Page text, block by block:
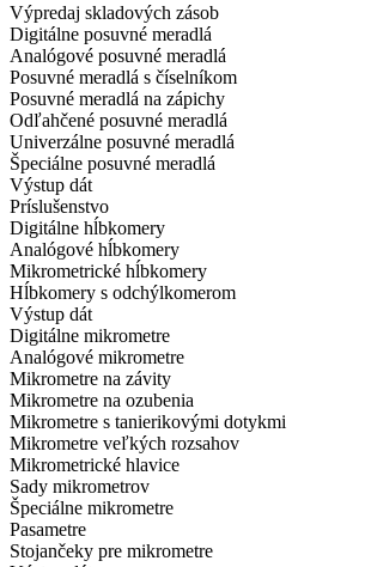
Výpredaj skladových zásob
Digitálne posuvné meradlá
Analógové posuvné meradlá
Posuvné meradlá s číselníkom
Posuvné meradlá na zápichy
Odľahčené posuvné meradlá
Univerzálne posuvné meradlá
Špeciálne posuvné meradlá
Výstup dát
Príslušenstvo
Digitálne hĺbkomery
Analógové hĺbkomery
Mikrometrické hĺbkomery
Hĺbkomery s odchýlkomerom
Výstup dát
Digitálne mikrometre
Analógové mikrometre
Mikrometre na závity
Mikrometre na ozubenia
Mikrometre s tanierikovými dotykmi
Mikrometre veľkých rozsahov
Mikrometrické hlavice
Sady mikrometrov
Špeciálne mikrometre
Pasametre
Stojančeky pre mikrometre